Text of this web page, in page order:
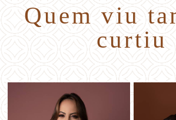
Quem viu
curtiu